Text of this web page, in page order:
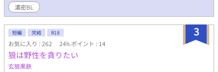
どなどダークチックな場面が結構あるので、不快に感じてしまっ
た方がいたらすみません_○/|_ 土下座！
濃密BL
3
短編 完結 R18
お気に入り : 262 24h.ポイント : 14
狼は野性を貪りたい
玄狼黒鉄